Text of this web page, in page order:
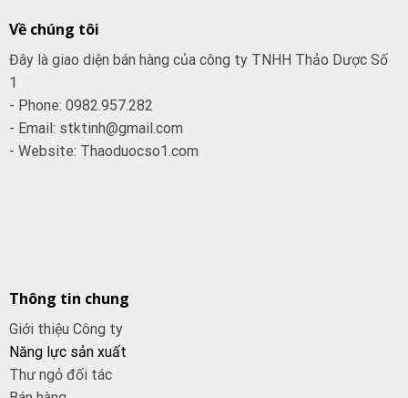
Về chúng tôi
Đây là giao diện bán hàng của công ty TNHH Thảo Dược Số
1
- Phone: 0982.957.282
- Email: stktinh@gmail.com
- Website: Thaoduocso1.com
Thông tin chung
Giới thiệu Công ty
Năng lực sản xuất
Thư ngỏ đối tác